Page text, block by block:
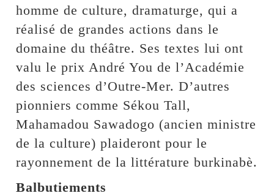
homme de culture, dramaturge, qui a
réalisé de grandes actions dans le
domaine du théâtre. Ses textes lui ont
valu le prix André You de l’Académie
des sciences d’Outre-Mer. D’autres
pionniers comme Sékou Tall,
Mahamadou Sawadogo (ancien ministre
de la culture) plaideront pour le
rayonnement de la littérature burkinabè.
Balbutiements